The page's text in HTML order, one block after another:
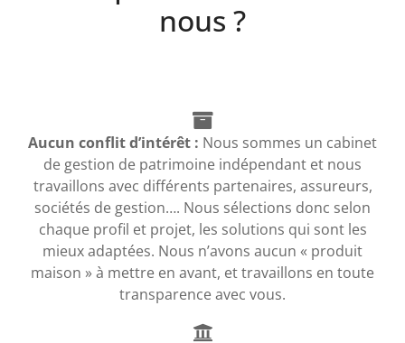
nous ?
Aucun conflit d’intérêt : Nous sommes un cabinet
de gestion de patrimoine indépendant et nous
travaillons avec différents partenaires, assureurs,
sociétés de gestion…. Nous sélections donc selon
chaque profil et projet, les solutions qui sont les
mieux adaptées. Nous n’avons aucun « produit
maison » à mettre en avant, et travaillons en toute
transparence avec vous.